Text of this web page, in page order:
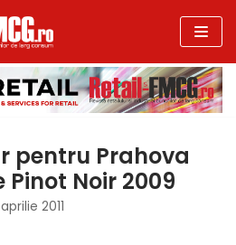
pentru Prahova
Pinot Noir 2009
2011